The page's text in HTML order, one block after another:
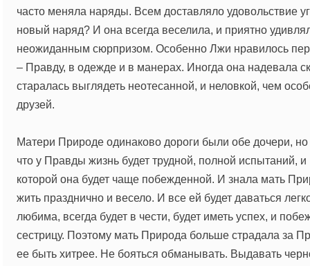
часто меняла наряды. Всем доставляло удовольствие
новый наряд? И она всегда веселила, и приятно
неожиданным сюрпризом. Особенно Лжи нравилось
– Правду, в одежде и в манерах. Иногда она надевала
старалась выглядеть неотесанной, и неловкой, чем
друзей.
Матери Природе одинаково дороги были обе дочери,
что у Правды жизнь будет трудной, полной испытаний,
которой она будет чаще побежденной. И знала мать
жить празднично и весело. И все ей будет даваться
любима, всегда будет в чести, будет иметь успех, и
сестрицу. Поэтому мать Природа больше страдала за
ее быть хитрее. Не бояться обманывать. Выдавать